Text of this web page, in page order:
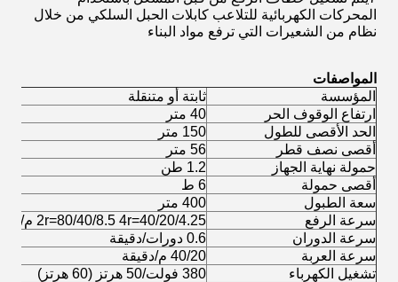
المحركات الكهربائية للتلاعب كابلات الحبل السلكي من خلال
نظام من الشعيرات التي ترفع مواد البناء
المواصفات
المؤسسة
ثابتة أو متنقلة
ارتفاع الوقوف الحر
40 متر
الحد الأقصى للطول
150 متر
أقصى نصف قطر
56 متر
حمولة نهاية الجهاز
1.2 طن
أقصى حمولة
6 ط
سعة الطبول
400 متر
سرعة الرفع
2r=80/40/8.5 4r=40/20/4.25 م/دقيقة
سرعة الدوران
0.6 دورات/دقيقة
سرعة العربة
40/20 م/دقيقة
تشغيل الكهرباء
380 فولت/50 هرتز (60 هرتز)